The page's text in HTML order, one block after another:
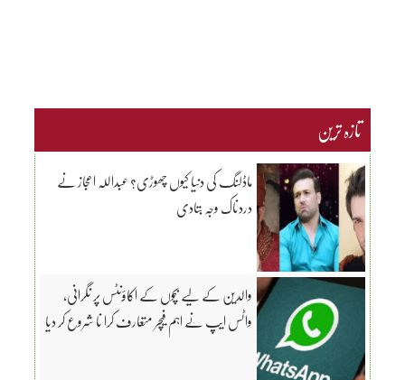
تازہ ترین
ماڈلنگ کی دنیا کیوں چھوڑی؟ عبداللہ اعجاز نے
دردناک وجہ بتادی
والدین کے لیے بچوں کے اکاؤنٹس پر نگرانی،
واٹس ایپ نے اہم فیچر متعارف کرا نا شروع کر دیا